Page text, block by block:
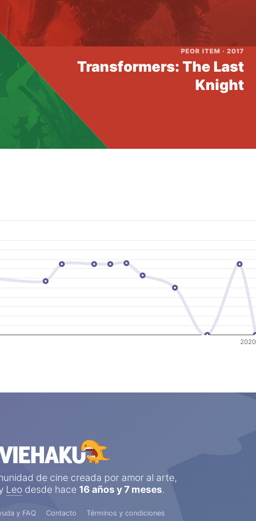
PEOR ITEM · 2017
Transformers: The Last
Knight
2020
de cine creada por amor al arte,
Leodesde hace 16 años y 7 meses.
y FAQ Contacto Términos y condiciones